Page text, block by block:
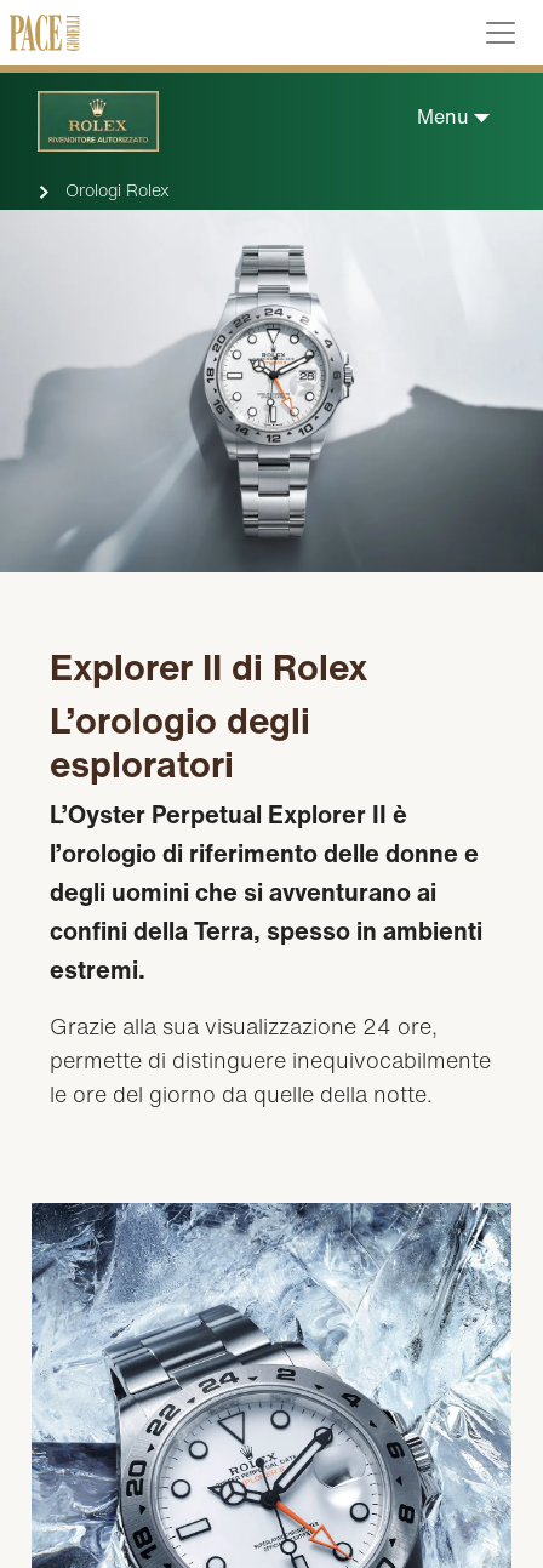
Menu
Orologi Rolex
Explorer II di Rolex
L’orologio degli
esploratori
L’Oyster Perpetual Explorer II è
l’orologio di riferimento delle donne e
degli uomini che si avventurano ai
confini della Terra, spesso in ambienti
estremi.
Grazie alla sua visualizzazione 24 ore,
permette di distinguere inequivocabilmente
le ore del giorno da quelle della notte.